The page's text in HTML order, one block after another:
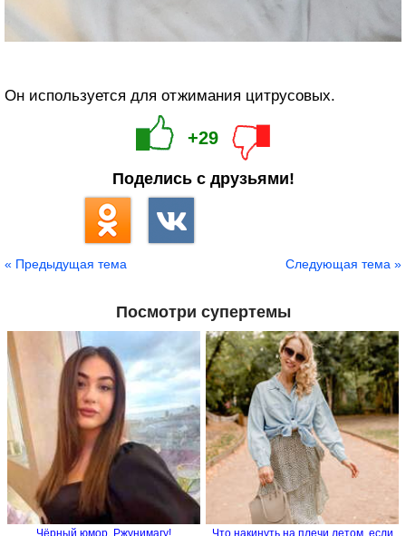
Он используется для отжимания цитрусовых.
+29
Поделись с друзьями!
« Предыдущая тема Следующая тема »
Посмотри супертемы
Чёрный юмор. Ржунимагу!
Что накинуть на плечи летом, если